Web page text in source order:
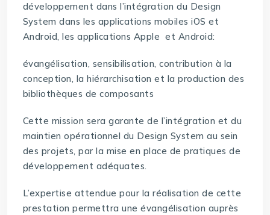
développement dans l’intégration du Design
System dans les applications mobiles iOS et
Android, les applications Apple et Android:
évangélisation, sensibilisation, contribution à la
conception, la hiérarchisation et la production des
bibliothèques de composants
Cette mission sera garante de l’intégration et du
maintien opérationnel du Design System au sein
des projets, par la mise en place de pratiques de
développement adéquates.
L’expertise attendue pour la réalisation de cette
prestation permettra une évangélisation auprès